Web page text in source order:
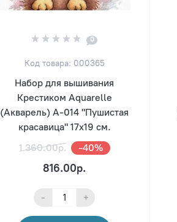
0
Код товара: 000365
Набор для вышивания
Крестиком Aquarelle
(Акварель) А-014 "Пушистая
красавица" 17х19 см.
1 360.00р.
-40%
816.00р.
- +